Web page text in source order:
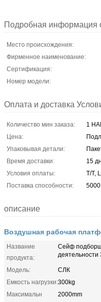
Подробная информация
Место происхождения:
Фирменное наименование:
Сертификация:
Номер модели:
Оплата и доставка
Количество мин заказа:
1
Цена:
Упаковывая детали:
Время доставки:
15
Условия оплаты:
T/T,
Поставка способности:
описание
Воздушная рабочая
Название
продукта:
Сейф
деятельности
Модель:
СЛК
Емкость нагрузки:300kg
Максимальн
2000mm